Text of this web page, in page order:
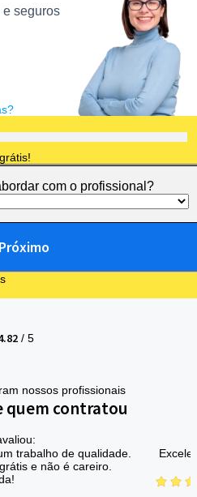
e seguros
com o profissional?
Próximo
/ 5
nossos profissionais
quem contratou
trabalho de qualidade.
e não é careiro.